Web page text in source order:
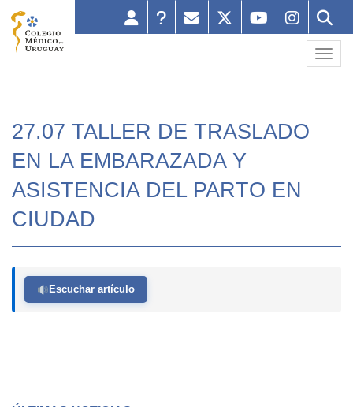
27.07 TALLER DE TRASLADO
EN LA EMBARAZADA Y
ASISTENCIA DEL PARTO EN
CIUDAD
Escuchar artículo